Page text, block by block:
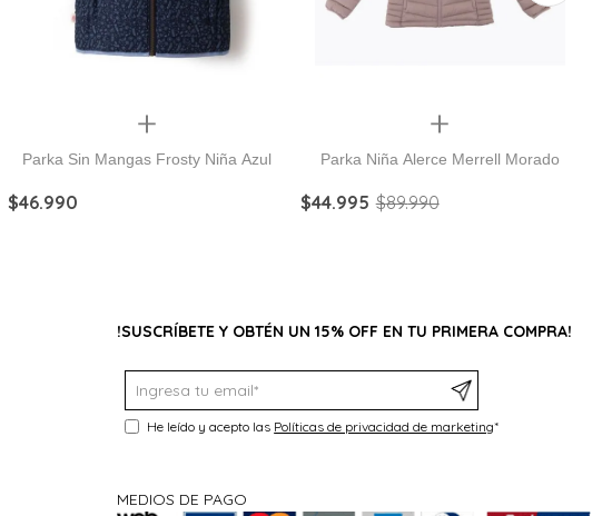
Quickview
Parka Sin Mangas Frosty Niña Azul
$46.990
Quickview
Parka Niña Alerce Merrell Morado
$44.995 $89.990
!SUSCRÍBETE Y OBTÉN UN 15% OFF EN TU PRIMERA COMPRA!
He leído y acepto las Políticas de privacidad de marketing*
MEDIOS DE PAGO